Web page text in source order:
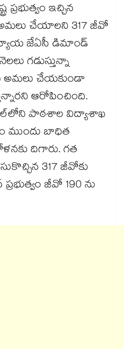
ప్రభుత్వం ఇచ్చిన
చేయాలని 317 జీవో
జేఏసీ డిమాండ్
గడుస్తున్నా
అమలు చేయకుండా
ఆరోపించింది.
పాఠశాల విద్యాశాఖ
ముందు బాధిత
దిగారు. గత
317 జీవోకు
జీవో 190 ను